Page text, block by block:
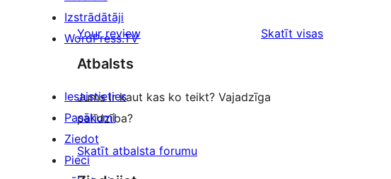
Your review Skatīt visasatsauksmes
Atbalsts
Jums ir kaut kas ko teikt? Vajadzīga
palīdzība?
Skatīt atbalsta forumu
Izstrādātāji
WordPress.TV
Iesaistieties
Pasākumi
Ziedot
Pieci